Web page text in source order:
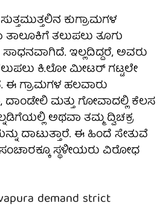
ಕುಗ್ರಾಮಗಳ
ತಲುಪಲು ತೂಗು
ಇಲ್ಲದಿದ್ದರೆ, ಅವರು
ಕಿ.ಲೋ ಮೀಟರ್ ಗಟ್ಟಲೇ
ಈ ಗ್ರಾಮಗಳ ಹಲವಾರು
ಮತ್ತು ಗೋವಾದಲ್ಲಿ ಕೆಲಸ
ಅಥವಾ ತಮ್ಮ ದ್ವಿಚಕ್ರ
ದಾಟುತ್ತಾರೆ. ಈ ಹಿಂದೆ ಸೇತುವೆ
ಸ್ಥಳೀಯರು ವಿರೋಧ
demand strict